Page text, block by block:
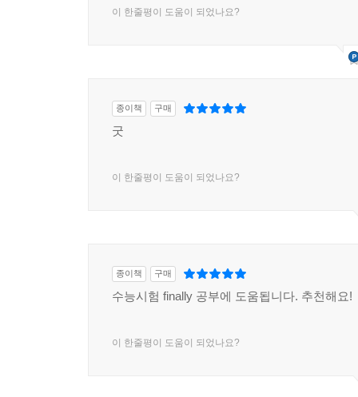
이 한줄평이 도움이 되었나요?
종이책 구매
굿
이 한줄평이 도움이 되었나요?
종이책 구매
수능시험 finally 공부에 도움됩니다. 추천해요!
이 한줄평이 도움이 되었나요?